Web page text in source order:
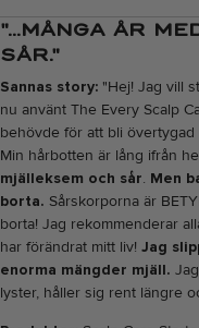
"...MÅNGA ÅR
SÅR."
Sannas story: "Hej! Jag vill
nu använt The Every Scalp
behövde för att bli
Min hårbotten är lång ifrån
mjälleksem och sår. Men
borta. Sårskorporna är
borta! Jag rekommenderar
har förändrat mitt liv! Jag
enorma mängder mjäll.
lyster, håller sig rent längre